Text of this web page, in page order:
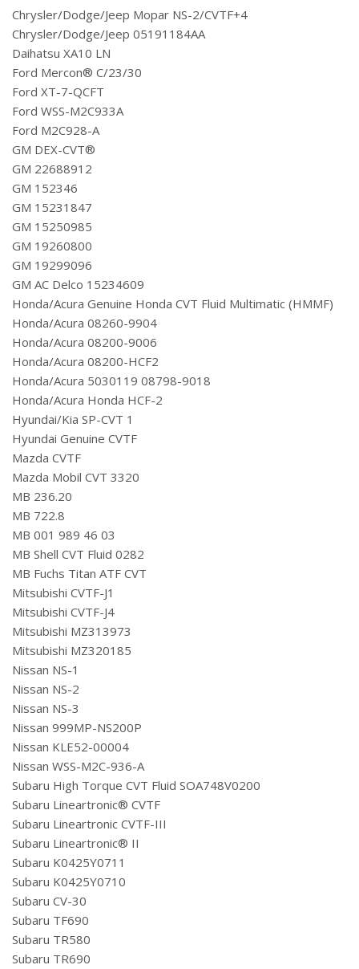
Chrysler/Dodge/Jeep Mopar NS-2/CVTF+4
Chrysler/Dodge/Jeep 05191184AA
Daihatsu XA10 LN
Ford Mercon® C/23/30
Ford XT-7-QCFT
Ford WSS-M2C933A
Ford M2C928-A
GM DEX-CVT®
GM 22688912
GM 152346
GM 15231847
GM 15250985
GM 19260800
GM 19299096
GM AC Delco 15234609
Honda/Acura Genuine Honda CVT Fluid Multimatic (HMMF)
Honda/Acura 08260-9904
Honda/Acura 08200-9006
Honda/Acura 08200-HCF2
Honda/Acura 5030119 08798-9018
Honda/Acura Honda HCF-2
Hyundai/Kia SP-CVT 1
Hyundai Genuine CVTF
Mazda CVTF
Mazda Mobil CVT 3320
MB 236.20
MB 722.8
MB 001 989 46 03
MB Shell CVT Fluid 0282
MB Fuchs Titan ATF CVT
Mitsubishi CVTF-J1
Mitsubishi CVTF-J4
Mitsubishi MZ313973
Mitsubishi MZ320185
Nissan NS-1
Nissan NS-2
Nissan NS-3
Nissan 999MP-NS200P
Nissan KLE52-00004
Nissan WSS-M2C-936-A
Subaru High Torque CVT Fluid SOA748V0200
Subaru Lineartronic® CVTF
Subaru Lineartronic CVTF-III
Subaru Lineartronic® II
Subaru K0425Y0711
Subaru K0425Y0710
Subaru CV-30
Subaru TF690
Subaru TR580
Subaru TR690